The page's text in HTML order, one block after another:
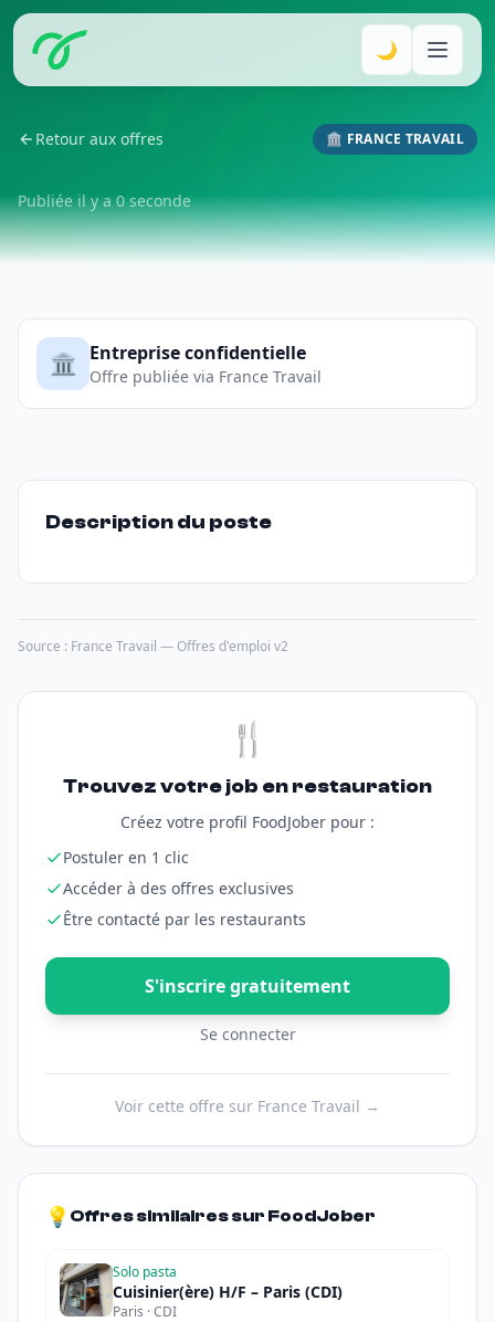
🌙
Retour aux offres 🏛️ FRANCE TRAVAIL
Publiée il y a 0 seconde
🏛️ Entreprise confidentielle
Offre publiée via France Travail
Description du poste
Source : France Travail — Offres d'emploi v2
🍴
Trouvez votre job en restauration
Créez votre profil FoodJober pour :
Postuler en 1 clic
Accéder à des offres exclusives
Être contacté par les restaurants
S'inscrire gratuitement
Se connecter
Voir cette offre sur France Travail →
💡 Offres similaires sur FoodJober
Solo pasta
Cuisinier(ère) H/F – Paris (CDI)
Paris · CDI